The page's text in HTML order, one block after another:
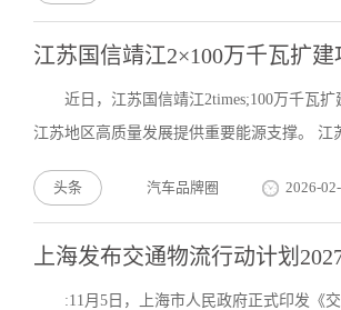
江苏国信靖江2×100万千瓦扩
近日，江苏国信靖江2times;100万千瓦
江苏地区高质量发展提供重要能源支撑。 江
头条 汽车品牌圈 2026-
上海发布交通物流行动计划
:11月5日，上海市人民政府正式印发《